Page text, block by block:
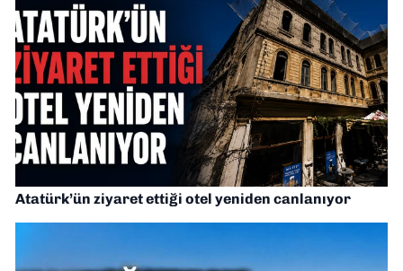
Atatürk’ün ziyaret ettiği otel yeniden canlanıyor